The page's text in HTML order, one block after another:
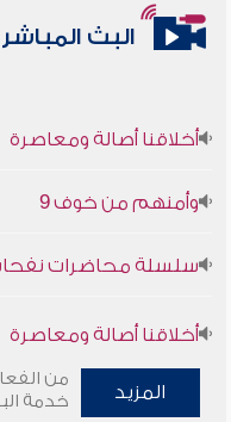
البث المباشر
أخلاقنا أصالة ومعاصرة
وأمنهم من خوف 9
سلسلة محاضرات نفحات
أخلاقنا أصالة ومعاصرة
وأمنهم من خوف 9
المزيد
من
خدمة